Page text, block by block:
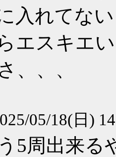
入れてな
エスキエ
、、、
05/18(日)
5周出来る